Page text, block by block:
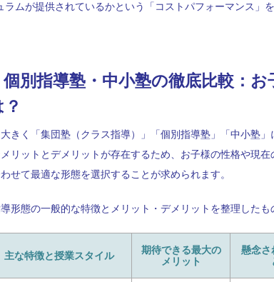
ラムが提供されているかという「コストパフォーマンス」
個別指導塾・中小塾の徹底比較：お
きく「集団塾（クラス指導）」「個別指導塾」「中小塾」
リットとデメリットが存在するため、お子様の性格や現
せて最適な形態を選択することが求められます。
形態の一般的な特徴とメリット・デメリットを整理したも
主な特徴と授業スタイル
期待できる最大の
メリット
懸念さ